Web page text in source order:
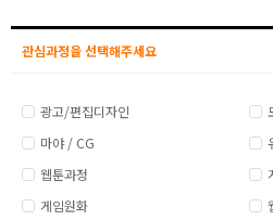
관심과정을 선택해주세요
광고/편집디자인
마야 / CG
웹툰과정
게임원화